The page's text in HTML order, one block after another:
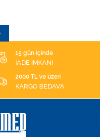
15 gün içinde
İADE İMKANI
2000 TL ve üzeri
KARGO BEDAVA